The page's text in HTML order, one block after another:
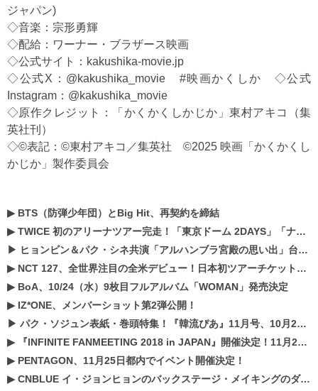
ジャパン)
◇音楽：宗形勇輝
◇配給：ワーナー・ブラザース映画
◇公式サイト：kakushika-movie.jp
◇公式X：@kakushika_movie #映画かくしか ◇公式
Instagram：@kakushika_movie
◇原作クレジット：「かくかくしかじか」東村アキコ（集
英社刊）
◇©表記：©東村アキコ／集英社 ©︎2025 映画「かくかくし
かじか」製作委員会
▶ BTS（防弾少年団）とBig Hit、再契約を締結
▶TWICE 初のアリーナツアー完走！「東京ドーム 2DAYS」「ナゴヤドーム1DAY」「京セラドーム1DAY」2019年ドームツアー開催決定！！
▶ ヒョンビン＆パク・シネ共演「アルハンブラ宮殿の思い出」台本読み現場を公開
▶ NCT 127、全世界注目の全米デビュー！日本初ツアーチケットが早くもプレミア化！？
▶ BoA、10/24（水）9枚目フルアルバム「WOMAN」発売決定
▶ IZ*ONE、メンバーショット第2弾公開！
▶ パク・ソジュン表紙・巻頭特集！『韓流ぴあ』11月号、10月22日（月）発売！
▶
『INFINITE FANMEETING 2018 in JAPAN』開催決定！11月21、22日にパシフィコ横浜にて実施
▶ PENTAGON、11月25日都内でイベント開催決定！
▶CNBLUE イ・ジョンヒョンのバックステージ・メイキングのダイジェスト映像が公開！